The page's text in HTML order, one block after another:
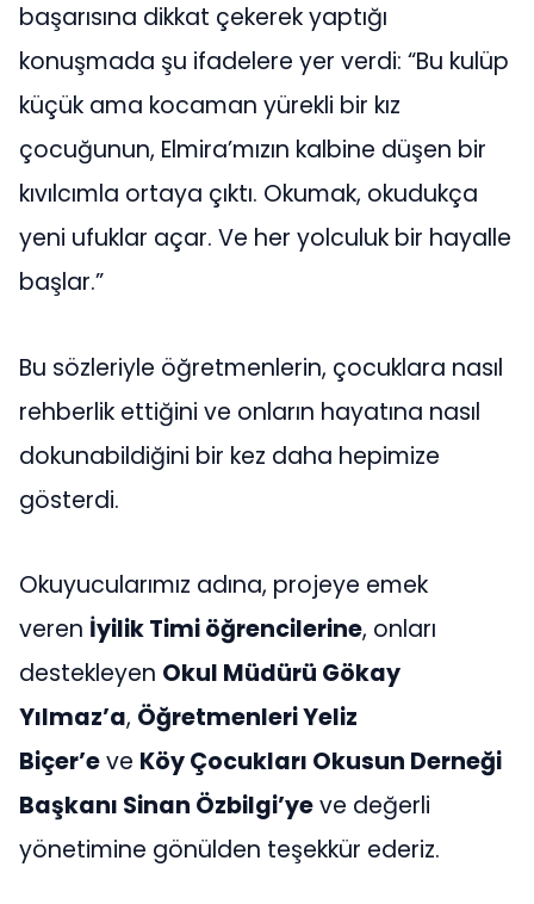
başarısına dikkat çekerek yaptığı
konuşmada şu ifadelere yer verdi: “Bu kulüp
küçük ama kocaman yürekli bir kız
çocuğunun, Elmira’mızın kalbine düşen bir
kıvılcımla ortaya çıktı. Okumak, okudukça
yeni ufuklar açar. Ve her yolculuk bir hayalle
başlar.”
Bu sözleriyle öğretmenlerin, çocuklara nasıl
rehberlik ettiğini ve onların hayatına nasıl
dokunabildiğini bir kez daha hepimize
gösterdi.
Okuyucularımız adına, projeye emek
veren İyilik Timi öğrencilerine, onları
destekleyen Okul Müdürü Gökay
Yılmaz’a, Öğretmenleri Yeliz
Biçer’eve Köy Çocukları Okusun Derneği
Başkanı Sinan Özbilgi’yeve değerli
yönetimine gönülden teşekkür ederiz.